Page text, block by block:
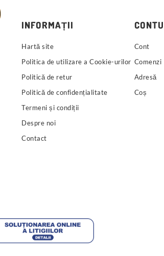
INFORMAȚII
Hartă site
Politica de utilizare a Cookie-urilor
Politică de retur
Politică de confidențialitate
Termeni și condiții
Despre noi
Contact
Cont
Comenzi
Adresă
Coș